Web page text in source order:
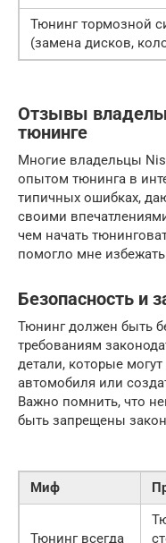
Тюнинг тормозной
(замена дисков,
Отзывы
тюнинге
Многие владельцы
опытом тюнинга в
типичных ошибках,
своими
чем начать
помогло мне
Безопасность и
Тюнинг должен быть
требованиям
детали, которые
автомобиля или
Важно помнить, что
быть запрещены
Миф
Тюнинг всегда